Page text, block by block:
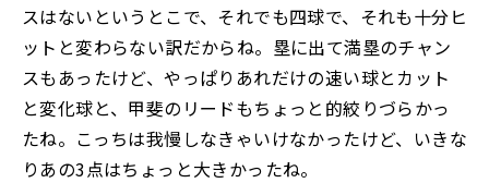
スはないというとこで、それでも四球で、それも十分ヒ
ットと変わらない訳だからね。塁に出て満塁のチャン
スもあったけど、やっぱりあれだけの速い球とカット
と変化球と、甲斐のリードもちょっと的絞りづらかっ
たね。こっちは我慢しなきゃいけなかったけど、いきな
りあの3点はちょっと大きかったね。